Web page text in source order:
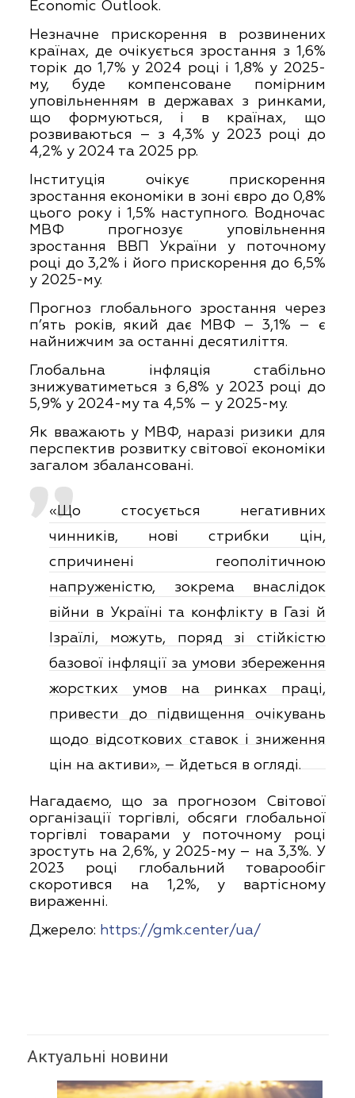
Economic Outlook.
Незначне прискорення в розвинених
країнах, де очікується зростання з 1,6%
торік до 1,7% у 2024 році і 1,8% у 2025-
му, буде компенсоване помірним
уповільненням в державах з ринками,
що формуються, і в країнах, що
розвиваються – з 4,3% у 2023 році до
4,2% у 2024 та 2025 рр.
Інституція очікує прискорення
зростання економіки в зоні євро до 0,8%
цього року і 1,5% наступного. Водночас
МВФ прогнозує уповільнення
зростання ВВП України у поточному
році до 3,2% і його прискорення до 6,5%
у 2025-му.
Прогноз глобального зростання через
п’ять років, який дає МВФ – 3,1% – є
найнижчим за останні десятиліття.
Глобальна інфляція стабільно
знижуватиметься з 6,8% у 2023 році до
5,9% у 2024-му та 4,5% – у 2025-му.
Як вважають у МВФ, наразі ризики для
перспектив розвитку світової економіки
загалом збалансовані.
«Що стосується негативних
чинників, нові стрибки цін,
спричинені геополітичною
напруженістю, зокрема внаслідок
війни в Україні та конфлікту в Газі й
Ізраїлі, можуть, поряд зі стійкістю
базової інфляції за умови збереження
жорстких умов на ринках праці,
привести до підвищення очікувань
щодо відсоткових ставок і зниження
цін на активи», – йдеться в огляді.
Нагадаємо, що за прогнозом Світової
організації торгівлі, обсяги глобальної
торгівлі товарами у поточному році
зростуть на 2,6%, у 2025-му – на 3,3%. У
2023 році глобальний товарообіг
скоротився на 1,2%, у вартісному
вираженні.
Джерело: https://gmk.center/ua/
Актуальні новини